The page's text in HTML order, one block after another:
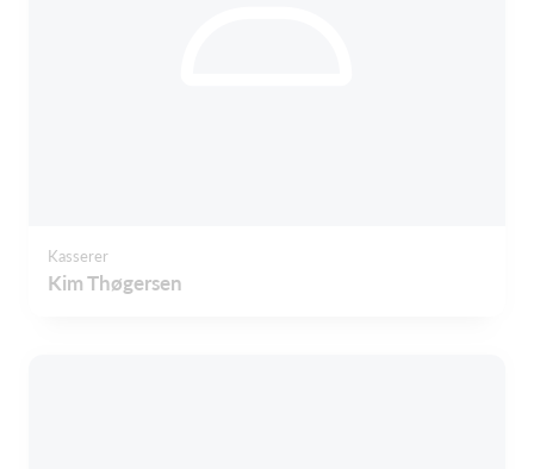
Kasserer
Kim Thøgersen